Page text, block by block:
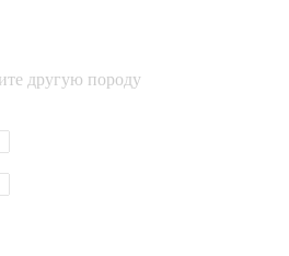
другую породу